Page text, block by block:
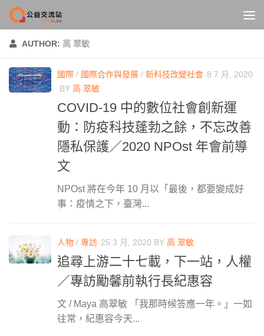
Skip to content
AUTHOR: 高 翠敏
國際 / 國際合作與發展 / 新科技改變社會 8 7 月, 2020
BY 高 翠敏
COVID-19 中的數位社會創新運
動：防疫科技蓬勃之餘，不忘改善
隱私保護／2020 NPOst 年會前導
文
NPOst 將在今年 10 月以「最後，都要變成好
事：疫情之下，臺灣...
人物 / 專訪 25 3 月, 2020 BY 高 翠敏
追尋上游二十七載，下一站，人權
／專訪勵馨前執行長紀惠容
文 / Maya 高翠敏 「我那時候答應一年。」一如
往常，紀惠容今天...